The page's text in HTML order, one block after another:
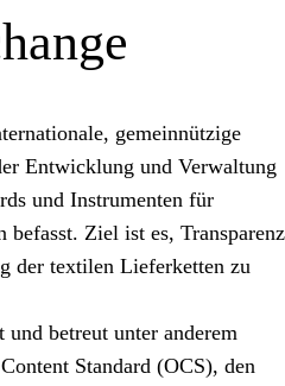
gemeinnützige
Entwicklung und Verwaltung
und Instrumenten für
Ziel ist es, Transparenz
der textilen Lieferketten zu
betreut unter anderem
Standard (OCS), den